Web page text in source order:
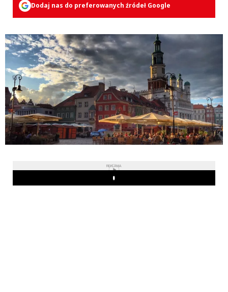
Dodaj nas do preferowanych źródeł Google
REKLAMA
Play